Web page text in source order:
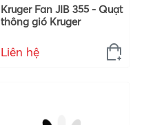
Kruger Fan JIB 355 - Quạt
thông gió Kruger
Liên hệ